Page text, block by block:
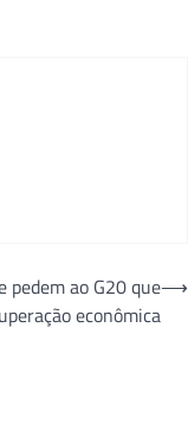
pedem ao G20 que
econômica
⟶